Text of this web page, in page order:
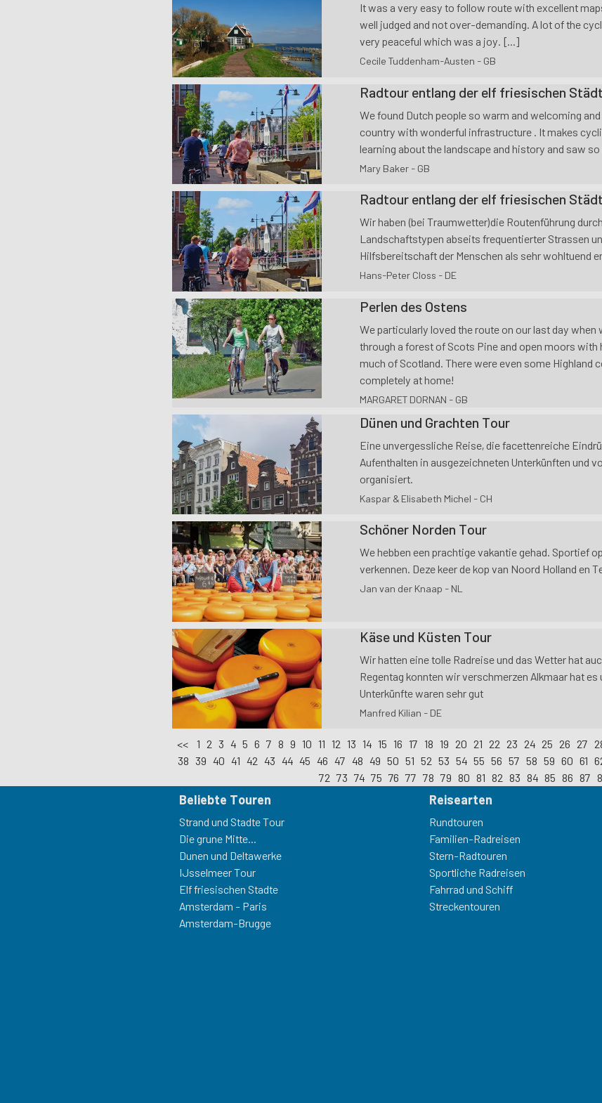
It was a very easy to follow route with excellent
well judged and not over-demanding. A lot of the
very peaceful which was a joy. [...]
Cecile Tuddenham-Austen - GB
Radtour entlang der elf friesischen
We found Dutch people so warm and welcoming and
country with wonderful infrastructure . It makes
learning about the landscape and history and saw
Mary Baker - GB
Radtour entlang der elf friesischen
Wir haben (bei Traumwetter)die Routenführung
Landschaftstypen abseits frequentierter Strassen
Hilfsbereitschaft der Menschen als sehr wohltuend
Hans-Peter Closs - DE
Perlen des Ostens
We particularly loved the route on our last day when
through a forest of Scots Pine and open moors with
much of Scotland. There were even some Highland
completely at home!
MARGARET DORNAN - GB
Dünen und Grachten Tour
Eine unvergessliche Reise, die facettenreiche
Aufenthalten in ausgezeichneten Unterkünften und
organisiert.
Kaspar & Elisabeth Michel - CH
Schöner Norden Tour
We hebben een prachtige vakantie gehad. Sportief
verkennen. Deze keer de kop van Noord Holland en
Jan van der Knaap - NL
Käse und Küsten Tour
Wir hatten eine tolle Radreise und das Wetter hat
Regentag konnten wir verschmerzen Alkmaar hat es
Unterkünfte waren sehr gut
Manfred Kilian - DE
<< 1 2 3 4 5 6 7 8 9 10 11 12 13 14 15 16 17 18 19 20 21 22 23 24 25 26 27
38 39 40 41 42 43 44 45 46 47 48 49 50 51 52 53 54 55 56 57 58 59 60 61
72 73 74 75 76 77 78 79 80 81 82 83 84 85 86 87
Beliebte Touren
Strand und Stadte Tour
Die grune Mitte...
Dunen und Deltawerke
IJsselmeer Tour
Elf friesischen Stadte
Amsterdam - Paris
Amsterdam-Brugge
Reisearten
Rundtouren
Familien-Radreisen
Stern-Radtouren
Sportliche Radreisen
Fahrrad und Schiff
Streckentouren